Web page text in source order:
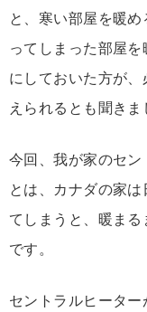
と、寒い部屋を暖
ってしまった部屋
にしておいた方が
えられるとも聞きま
今回、我が家のセ
とは、カナダの家
てしまうと、暖ま
です。
セントラルヒータ